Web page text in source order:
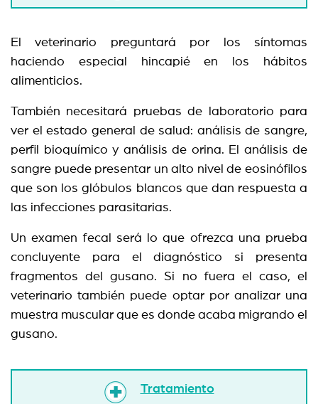
El veterinario preguntará por los síntomas
haciendo especial hincapié en los hábitos
alimenticios.
También necesitará pruebas de laboratorio para
ver el estado general de salud: análisis de sangre,
perfil bioquímico y análisis de orina. El análisis de
sangre puede presentar un alto nivel de eosinófilos
que son los glóbulos blancos que dan respuesta a
las infecciones parasitarias.
Un examen fecal será lo que ofrezca una prueba
concluyente para el diagnóstico si presenta
fragmentos del gusano. Si no fuera el caso, el
veterinario también puede optar por analizar una
muestra muscular que es donde acaba migrando el
gusano.
Tratamiento